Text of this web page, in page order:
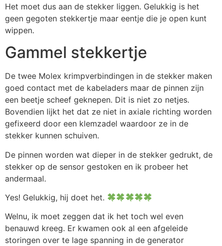
Het moet dus aan de stekker liggen. Gelukkig is het
geen gegoten stekkertje maar eentje die je open kunt
wippen.
Gammel stekkertje
De twee Molex krimpverbindingen in de stekker maken
goed contact met de kabeladers maar de pinnen zijn
een beetje scheef geknepen. Dit is niet zo netjes.
Bovendien lijkt het dat ze niet in axiale richting worden
gefixeerd door een klemzadel waardoor ze in de
stekker kunnen schuiven.
De pinnen worden wat dieper in de stekker gedrukt, de
stekker op de sensor gestoken en ik probeer het
andermaal.
Yes! Gelukkig, hij doet het.
Welnu, ik moet zeggen dat ik het toch wel even
benauwd kreeg. Er kwamen ook al een afgeleide
storingen over te lage spanning in de generator